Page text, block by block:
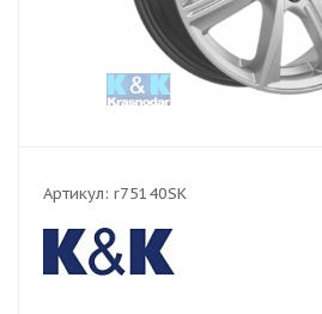
Артикул: r75140SK